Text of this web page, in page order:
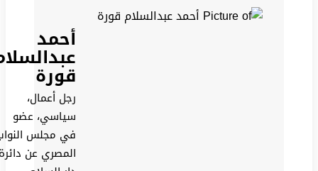
أحمد
عبدالسلام
قورة
رجل أعمال،
سياسي، عضو
في مجلس النواب
المصري عن دائرة